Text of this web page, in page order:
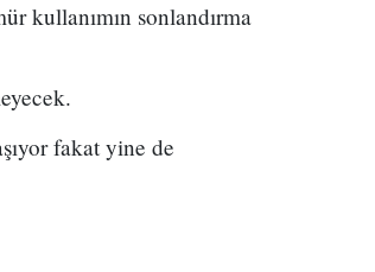
kullanımın sonlandırma
fakat yine de